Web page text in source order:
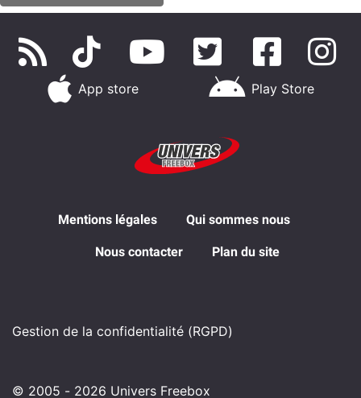
App store Play Store
Mentions légales Qui sommes nous
Nous contacter Plan du site
Gestion de la confidentialité (RGPD)
© 2005 - 2026 Univers Freebox